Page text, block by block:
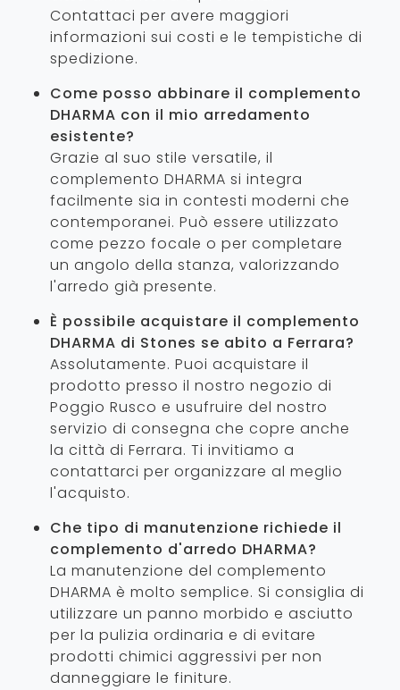
Contattaci per avere maggiori
informazioni sui costi e le tempistiche di
spedizione.
Come posso abbinare il complemento
DHARMA con il mio arredamento
esistente?
Grazie al suo stile versatile, il
complemento DHARMA si integra
facilmente sia in contesti moderni che
contemporanei. Può essere utilizzato
come pezzo focale o per completare
un angolo della stanza, valorizzando
l'arredo già presente.
È possibile acquistare il complemento
DHARMA di Stones se abito a Ferrara?
Assolutamente. Puoi acquistare il
prodotto presso il nostro negozio di
Poggio Rusco e usufruire del nostro
servizio di consegna che copre anche
la città di Ferrara. Ti invitiamo a
contattarci per organizzare al meglio
l'acquisto.
Che tipo di manutenzione richiede il
complemento d'arredo DHARMA?
La manutenzione del complemento
DHARMA è molto semplice. Si consiglia di
utilizzare un panno morbido e asciutto
per la pulizia ordinaria e di evitare
prodotti chimici aggressivi per non
danneggiare le finiture.